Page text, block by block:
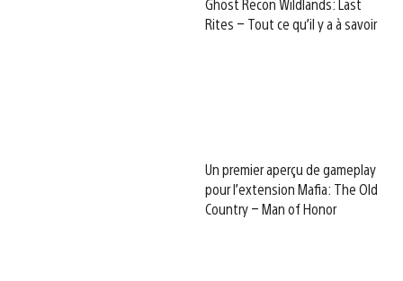
Ghost Recon Wildlands: Last
Rites – Tout ce qu’il y a à savoir
Un premier aperçu de gameplay
pour l’extension Mafia: The Old
Country – Man of Honor